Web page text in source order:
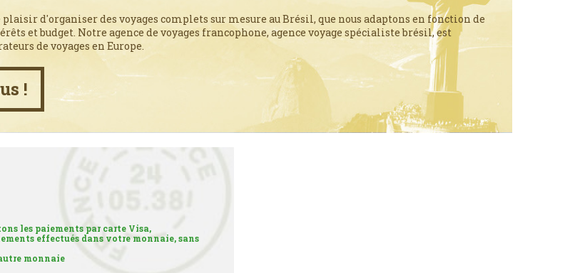
plaisir d'organiser des voyages complets sur mesure au Brésil, que nous adaptons en fonction de
et budget. Notre agence de voyages francophone, agence voyage spécialiste brésil, est
de voyages en Europe.
!
les paiements par carte Visa,
effectués dans votre monnaie, sans
monnaie